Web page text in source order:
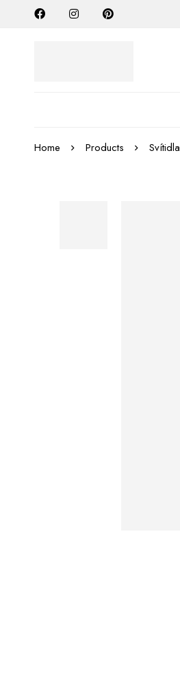
Home Products Svítidla